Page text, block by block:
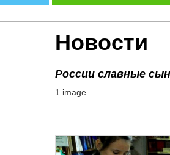
Новости
России славные
1 image